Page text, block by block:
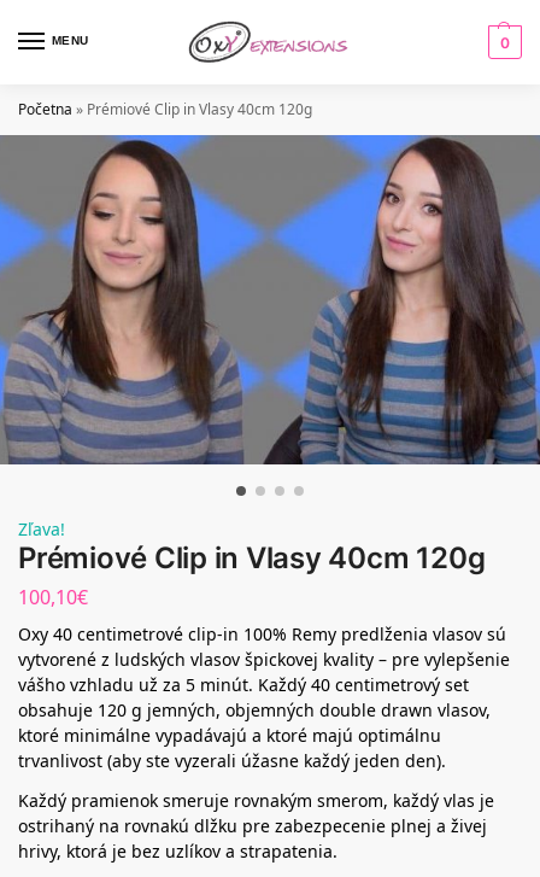
MENU 0
Početna » Prémiové Clip in Vlasy 40cm 120g
Zľava!
Prémiové Clip in Vlasy 40cm 120g
100,10€
Oxy 40 centimetrové clip-in 100% Remy predlženia vlasov sú
vytvorené z ludských vlasov špickovej kvality – pre vylepšenie
vášho vzhladu už za 5 minút. Každý 40 centimetrový set
obsahuje 120 g jemných, objemných double drawn vlasov,
ktoré minimálne vypadávajú a ktoré majú optimálnu
trvanlivost (aby ste vyzerali úžasne každý jeden den).
Každý pramienok smeruje rovnakým smerom, každý vlas je
ostrihaný na rovnakú dlžku pre zabezpecenie plnej a živej
hrivy, ktorá je bez uzlíkov a strapatenia.